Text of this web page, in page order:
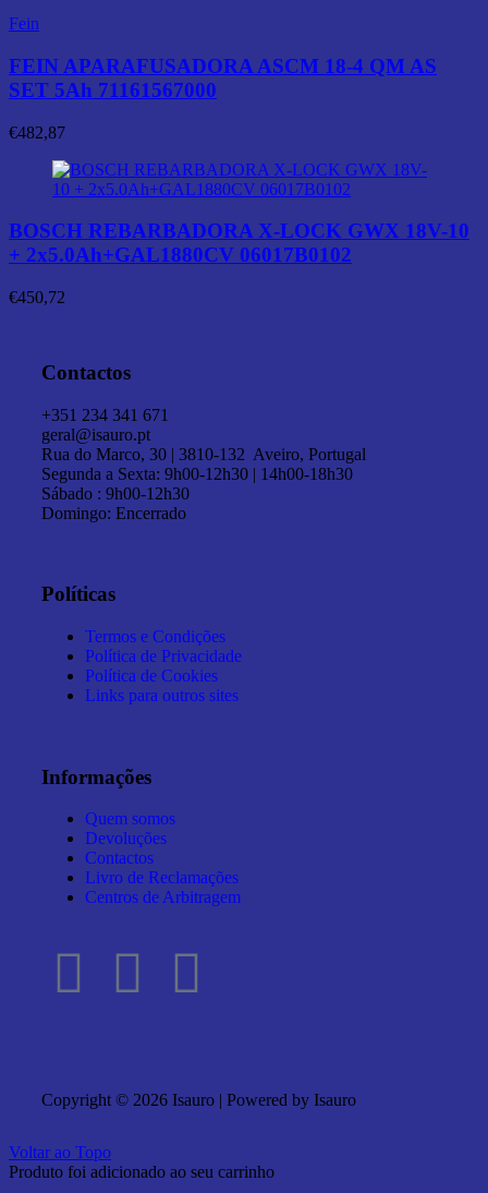
Fein
FEIN APARAFUSADORA ASCM 18-4 QM AS
SET 5Ah 71161567000
€482,87
BOSCH REBARBADORA X-LOCK GWX 18V-10
+ 2x5.0Ah+GAL1880CV 06017B0102
€450,72
Contactos
+351 234 341 671
geral@isauro.pt
Rua do Marco, 30 | 3810-132 Aveiro, Portugal
Segunda a Sexta: 9h00-12h30 | 14h00-18h30
Sábado : 9h00-12h30
Domingo: Encerrado
Políticas
Termos e Condições
Política de Privacidade
Política de Cookies
Links para outros sites
Informações
Quem somos
Devoluções
Contactos
Livro de Reclamações
Centros de Arbitragem
Copyright © 2026 Isauro | Powered by Isauro
Voltar ao Topo
Produto foi adicionado ao seu carrinho